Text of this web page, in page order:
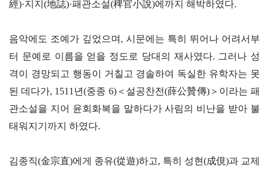
經)·지지(地誌)·패관소설(稗官小說)에까지 해박하였다.
음악에도 조예가 깊었으며, 시문에는 특히 뛰어나 어려서부
터 문예로 이름을 얻을 정도로 당대의 재사였다. 그러나 성
격이 경망되고 행동이 거칠고 경솔하여 독실한 유학자는 못
된 데다가, 1511년(중종 6)＜설공찬전(薛公贊傳)＞이라는 패
관소설을 지어 윤회화복을 말하다가 사림의 비난을 받아 불
태워지기까지 하였다.
김종직(金宗直)에게 종유(從遊)하고, 특히 성현(成俔)과 교제